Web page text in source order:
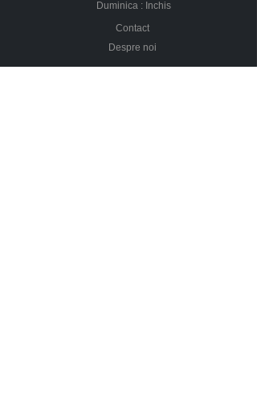
Duminica : Inchis
Contact
Despre noi